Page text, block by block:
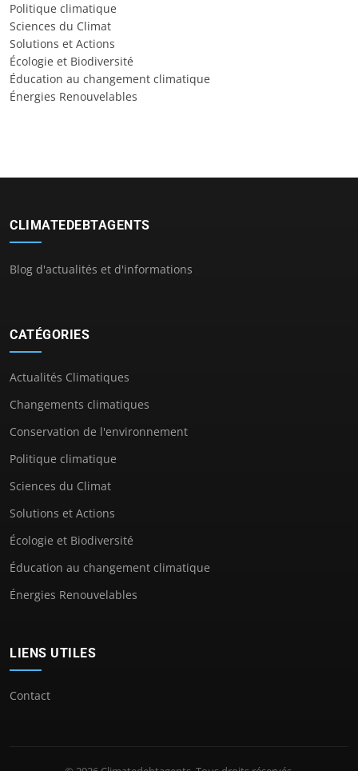
Politique climatique
Sciences du Climat
Solutions et Actions
Écologie et Biodiversité
Éducation au changement climatique
Énergies Renouvelables
CLIMATEDEBTAGENTS
Blog d'actualités et d'informations
CATÉGORIES
Actualités Climatiques
Changements climatiques
Conservation de l'environnement
Politique climatique
Sciences du Climat
Solutions et Actions
Écologie et Biodiversité
Éducation au changement climatique
Énergies Renouvelables
LIENS UTILES
Contact